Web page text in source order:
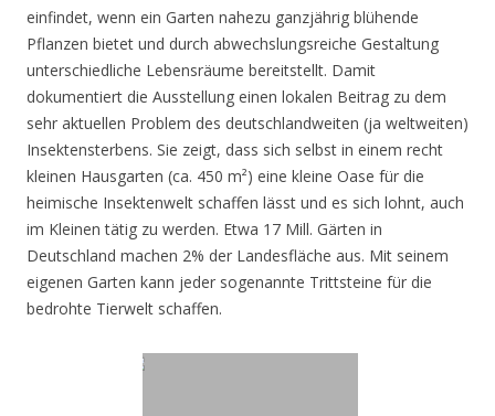
einfindet, wenn ein Garten nahezu ganzjährig blühende
Pflanzen bietet und durch abwechslungsreiche Gestaltung
unterschiedliche Lebensräume bereitstellt. Damit
dokumentiert die Ausstellung einen lokalen Beitrag zu dem
sehr aktuellen Problem des deutschlandweiten (ja weltweiten)
Insektensterbens. Sie zeigt, dass sich selbst in einem recht
kleinen Hausgarten (ca. 450 m²) eine kleine Oase für die
heimische Insektenwelt schaffen lässt und es sich lohnt, auch
im Kleinen tätig zu werden. Etwa 17 Mill. Gärten in
Deutschland machen 2% der Landesfläche aus. Mit seinem
eigenen Garten kann jeder sogenannte Trittsteine für die
bedrohte Tierwelt schaffen.